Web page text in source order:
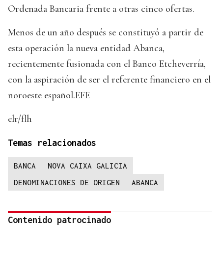
Ordenada Bancaria frente a otras cinco ofertas.
Menos de un año después se constituyó a partir de
esta operación la nueva entidad Abanca,
recientemente fusionada con el Banco Etcheverría,
con la aspiración de ser el referente financiero en el
noroeste español.EFE
elr/flh
Temas relacionados
BANCA
NOVA CAIXA GALICIA
DENOMINACIONES DE ORIGEN
ABANCA
Contenido patrocinado